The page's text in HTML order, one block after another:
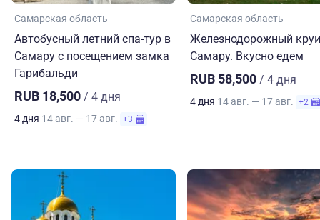
Самарская область
Автобусный летний спа-тур в
Самару с посещением замка
Гарибальди
RUB 18,500 / 4 дня
4 дня 14 авг. — 17 авг. +3
Самарская область
Железнодорожный
Самару. Вкусно едем
RUB 58,500 / 4 дня
4 дня 14 авг. — 17 авг. +2